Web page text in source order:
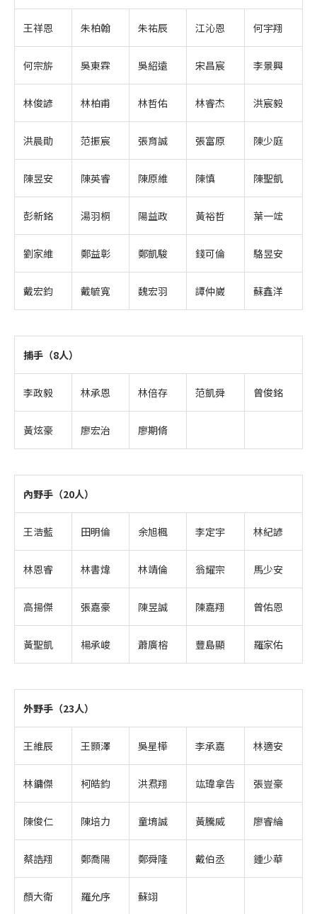
王祥恩 朱柏翰 朱祐辰 江沁恩 何宇翔
何宗旂 吳東霖 吳紹遠 宋昌宸 李景興
林俊諺 林柏甫 林哲佑 林睿杰 洪宸毅
洪晨勛 范振宸 張育誠 張富原 陳少庭
陳昱安 陳英睿 陳原維 陳慎 陳聖凱
彭新銘 湯羽桐 陽益政 黃裕哲 葉一竤
劉家維 鄭益彰 鄭凱駿 錢可倫 駱昱安
戴宏鈞 戴毓寬 魏宏羽 譚仲崴 蘇鑫洋
捕手（8人）
李政毅 林承恩 林倍存 范凱舜 曾俊銘
黃炫豪 廖宏治 廖期脩
內野手（20人）
王浩藍 田明倫 余旭楓 李定宇 林紀諺
林恩睿 林書煒 林靖倫 翁耀宗 馬少安
高揚傑 張嘉豪 陳昱誠 陳嘉翔 曾佑恩
黃聖凱 楊承峻 蕭廣榕 豐島顯 羅家佑
外野手（23人）
王維辰 王顥澤 吳星樺 李承嘉 林適安
林鏞傑 柯皓鈞 洪焄翔 竑瑋拿告 張豈豪
陳俊仁 陳培力 童堉誠 黃騰威 廖睿綸
蔡誥翔 鄭喬陽 鄭舜隆 戴伯丞 鍾少華
顏大衛 羅允序 蘇翊